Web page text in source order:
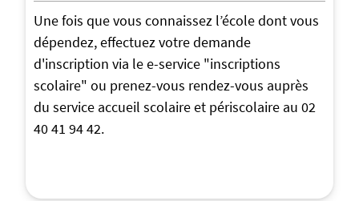
Une fois que vous connaissez l’école dont vous
dépendez, effectuez votre demande
d'inscription via le e-service "inscriptions
scolaire" ou prenez-vous rendez-vous auprès
du service accueil scolaire et périscolaire au 02
40 41 94 42.